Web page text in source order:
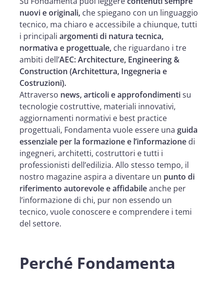
nuovi e originali, che spiegano con un linguaggio
tecnico, ma chiaro e accessibile a chiunque, tutti
i principali argomenti di natura tecnica,
normativa e progettuale, che riguardano i tre
ambiti dell’AEC: Architecture, Engineering &
Construction (Architettura, Ingegneria e
Costruzioni).
Attraverso news, articoli e approfondimentisu
tecnologie costruttive, materiali innovativi,
aggiornamenti normativi e best practice
progettuali, Fondamenta vuole essere una guida
essenziale per la formazione e l’informazione di
ingegneri, architetti, costruttori e tutti i
professionisti dell’edilizia. Allo stesso tempo, il
nostro magazine aspira a diventare un punto di
riferimento autorevole e affidabileanche per
l’informazione di chi, pur non essendo un
tecnico, vuole conoscere e comprendere i temi
del settore.
Perché Fondamenta